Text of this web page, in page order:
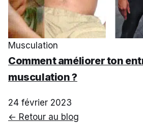
Musculation
Comment améliorer ton
musculation ?
24 février 2023
← Retour au blog